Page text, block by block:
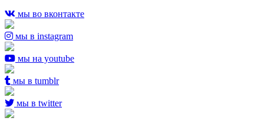
мы во вконтакте
мы в instagram
мы на youtube
мы в tumblr
мы в twitter